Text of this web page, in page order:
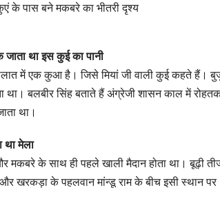
के पास बने मकबरे का भीतरी दृश्य
जाता था इस कुई का पानी
में एक कुआ है। जिसे मियां जी वाली कुई कहते हैं।
था। बलबीर सिंह बताते हैं अंग्रेजी शासन काल में
था।
था मेला
मकबरे के साथ ही पहले खाली मैदान होता था। बूढ़ी
और खरकड़ा के पहलवान मांन्डू राम के बीच इसी स्थान